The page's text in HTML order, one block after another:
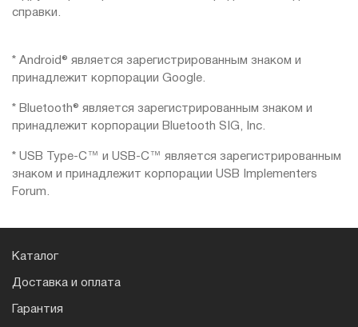
справки.
* Android® является зарегистрированным знаком и
принадлежит корпорации Google.
* Bluetooth® является зарегистрированным знаком и
принадлежит корпорации Bluetooth SIG, Inc.
* USB Type-C™ и USB-C™ является зарегистрированным
знаком и принадлежит корпорации USB Implementers
Forum.
Каталог
Доставка и оплата
Гарантия